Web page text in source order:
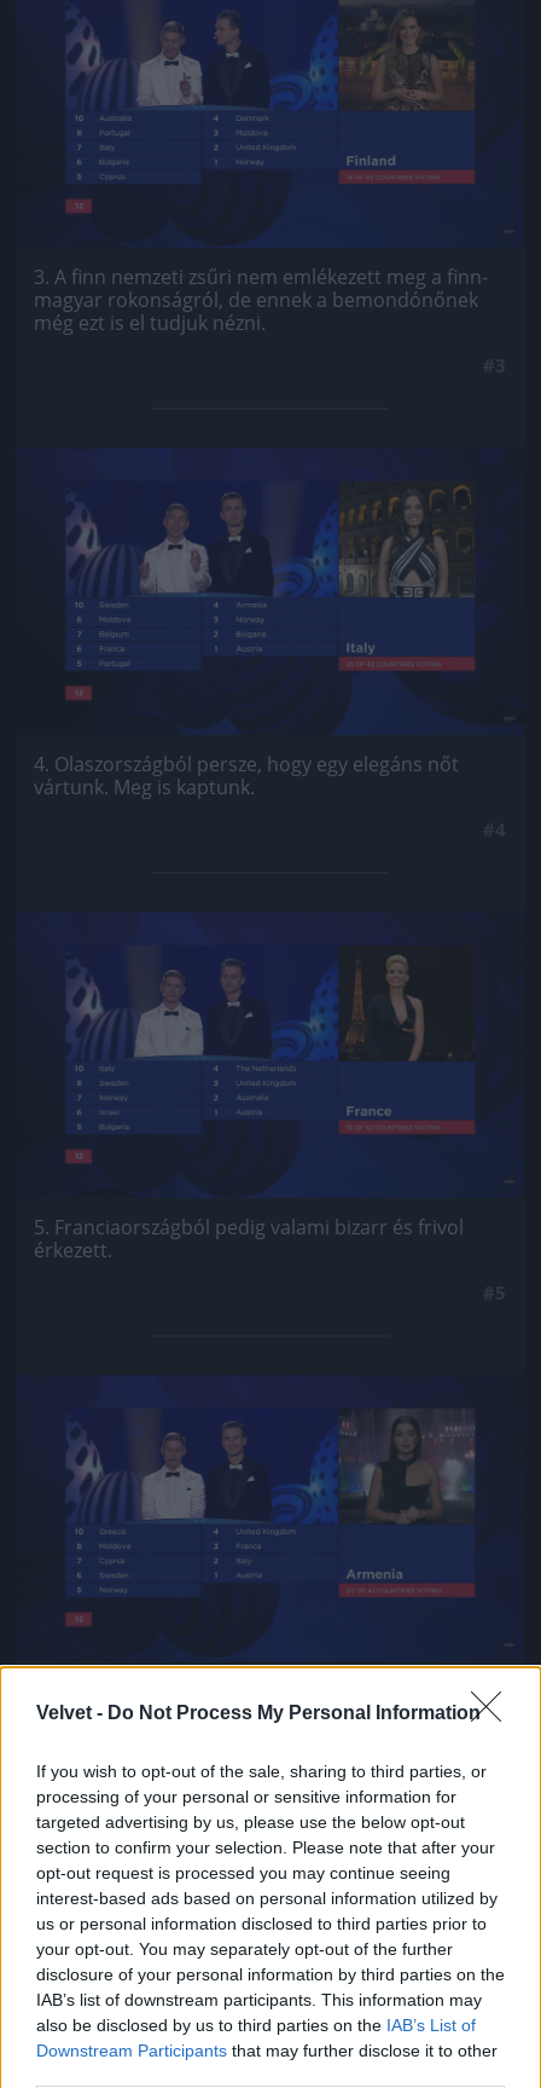
Velvet - Do Not Process My Personal Information
If you wish to opt-out of the sale, sharing to third parties, or
processing of your personal or sensitive information for
targeted advertising by us, please use the below opt-out
section to confirm your selection. Please note that after your
opt-out request is processed you may continue seeing
interest-based ads based on personal information utilized by
us or personal information disclosed to third parties prior to
your opt-out. You may separately opt-out of the further
disclosure of your personal information by third parties on the
IAB’s list of downstream participants. This information may
also be disclosed by us to third parties on the IAB’s List of
Downstream Participants that may further disclose it to other
3. A finn nemzeti zsűri nem emlékezett meg a finn-
magyar rokonságról, de ennek a bemondónőnek
még ezt is el tudjuk nézni.
Jön még kép!
4. Olaszországból persze, hogy egy elegáns nőt
vártunk. Meg is kaptunk.
5. Franciaországból pedig valami bizarr és frivol
érkezett.
Jön még kép!
6. Az örmény bemondónő eléggé rímelt a franciára,
pedig felettébb valószínűtlen, hogy összebeszéltek
#6
Jön még kép!